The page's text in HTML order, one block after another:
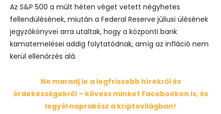
Az S&P 500 a múlt héten véget vetett négyhetes
fellendülésének, miután a Federal Reserve júliusi ülésének
jegyzőkönyvei arra utaltak, hogy a központi bank
kamatemelései addig folytatódnak, amíg az infláció nem
kerül ellenőrzés alá.
Ne maradj le a legfrissebb hírekről és
érdekességekről – kövess minket Facebookon is, és
legyél naprakész a kriptovilágban!